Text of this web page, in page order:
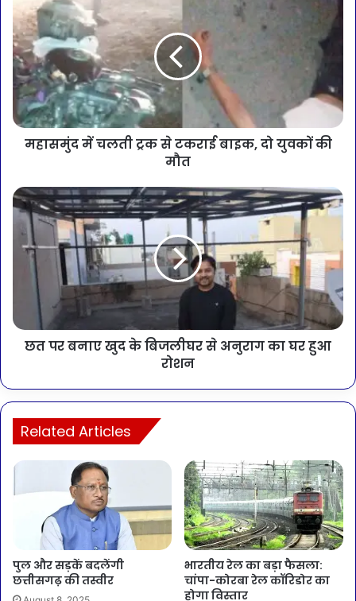
महासमुंद में चलती ट्रक से टकराई बाइक, दो युवकों की
मौत
छत पर बनाए खुद के बिजलीघर से अनुराग का घर हुआ
रोशन
Related Articles
पुल और सड़कें बदलेंगी
छत्तीसगढ़ की तस्वीर
भारतीय रेल का बड़ा फैसला:
चांपा-कोरबा रेल कॉरिडोर का
होगा विस्तार